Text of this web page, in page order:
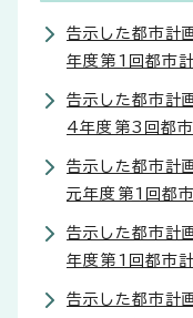
告示した都市計
年度第1回都市
告示した都市計
4年度第3回都市
告示した都市計
元年度第1回都
告示した都市計
年度第1回都市
告示した都市計